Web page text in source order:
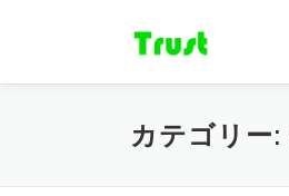
ン
カテゴリー: